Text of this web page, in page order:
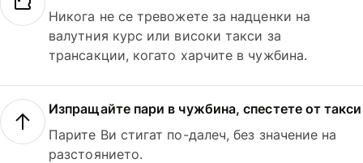
Никога не се тревожете за надценки на
валутния курс или високи такси за
трансакции, когато харчите в чужбина.
Изпращайте пари в чужбина, спестете от такси
Парите Ви стигат по-далеч, без значение на
разстоянието.